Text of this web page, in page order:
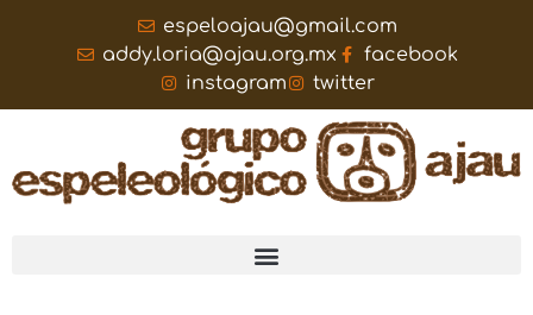
espeloajau@gmail.com
addy.loria@ajau.org.mx
facebook
instagram
twitter